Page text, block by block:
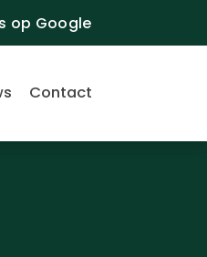
op Google
Contact